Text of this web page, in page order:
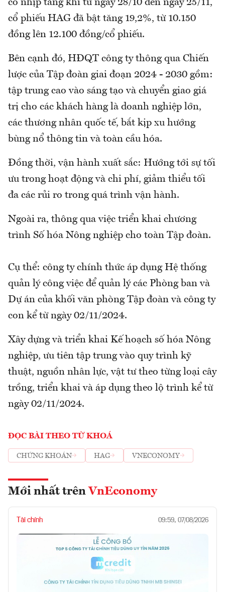
có nhịp tăng khi từ ngày 28/10 đến ngày 25/11,
cổ phiếu HAG đã bật tăng 19,2%, từ 10.150
đồng lên 12.100 đồng/cổ phiếu.
Bên cạnh đó, HĐQT công ty thông qua Chiến
lược của Tập đoàn giai đoạn 2024 - 2030 gồm:
tập trung cao vào sáng tạo và chuyển giao giá
trị cho các khách hàng là doanh nghiệp lớn,
các thương nhân quốc tế, bắt kịp xu hướng
bùng nổ thông tin và toàn cầu hóa.
Đồng thời, vận hành xuất sắc: Hướng tới sự tối
ưu trong hoạt động và chi phí, giảm thiểu tối
đa các rủi ro trong quá trình vận hành.
Ngoài ra, thông qua việc triển khai chương
trình Số hóa Nông nghiệp cho toàn Tập đoàn.
Cụ thể: công ty chính thức áp dụng Hệ thống
quản lý công việc để quản lý các Phòng ban và
Dự án của khối văn phòng Tập đoàn và công ty
con kể từ ngày 02/11/2024.
Xây dựng và triển khai Kế hoạch số hóa Nông
nghiệp, ưu tiên tập trung vào quy trình kỹ
thuật, nguồn nhân lực, vật tư theo từng loại cây
trồng, triển khai và áp dụng theo lộ trình kể từ
ngày 02/11/2024.
ĐỌC BÀI THEO TỪ KHOÁ
CHỨNG KHOÁN HAG VNECONOMY
Mới nhất trên VnEconomy
Tài chính 09:59, 07/08/2026